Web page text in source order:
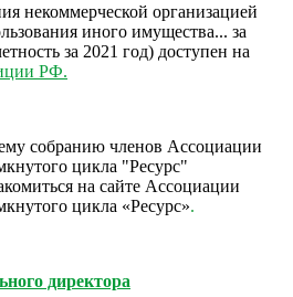
некоммерческой организацией
иного имущества... за
за 2021 год) доступен на
РФ.
собранию членов Ассоциации
цикла "Ресурс"
на сайте Ассоциации
цикла «Ресурс».
директора